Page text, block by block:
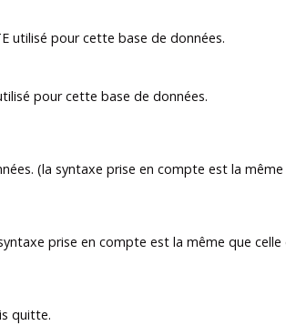
utilisé pour cette base de données.
pour cette base de données.
(la syntaxe prise en compte est la
prise en compte est la même que
quitte.